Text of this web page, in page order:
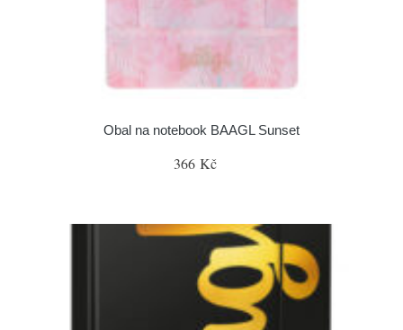
Obal na notebook BAAGL Sunset
366 Kč